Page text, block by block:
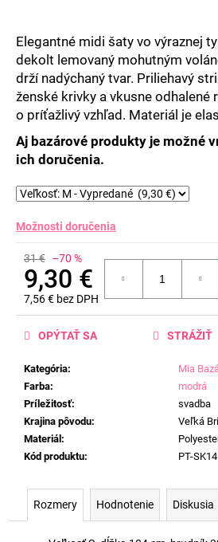
Elegantné midi šaty vo výraznej
dekolt lemovaný mohutným
drží nadýchaný tvar. Priliehavý
ženské krivky a vkusne odhalené
o príťažlivý vzhľad. Materiál je
Aj bazárové produkty je možné
ich doručenia.
Možnosti doručenia
31 € –70 %
9,30 €
7,56 € bez DPH
Jednotková
Kategória:
Mia
Farba:
modrá
Príležitosť:
svadba
Krajina pôvodu:
Veľká
Materiál:
Kód produktu: PT-
OPÝTAŤ SA STRÁŽIŤ
Rozmery Hodnotenie Diskusia